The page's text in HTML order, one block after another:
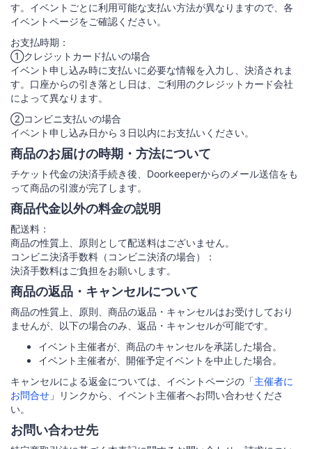
す。イベントごとに利用可能な支払い方法が異なりますので、各
イベントページをご確認ください。
お支払時期：
①クレジットカード払いの場合
イベント申し込み時に支払いに必要な情報を入力し、決済されま
す。口座からの引き落とし日は、ご利用のクレジットカード会社
によって異なります。
②コンビニ支払いの場合
イベント申し込み日から３日以内にお支払いください。
商品のお届けの時期・方法について
チケット代金の決済手続き後、Doorkeeperからのメール送信をも
って商品の引渡が完了します。
商品代金以外の料金の説明
配送料：
商品の性質上、原則として配送料はございません。
コンビニ決済手数料（コンビニ決済の場合）：
決済手数料はご負担をお願いします。
商品の返品・キャンセルについて
商品の性質上、原則、商品の返品・キャンセルはお受けしており
ませんが、以下の場合のみ、返品・キャンセルが可能です。
イベント主催者が、商品のキャンセルを承諾した場合。
イベント主催者が、開催予定イベントを中止した場合。
キャンセルによる返金については、イベントページの「主催者に
お問合せ 」リンクから、イベント主催者へお問い合わせくださ
い。
お問い合わせ先